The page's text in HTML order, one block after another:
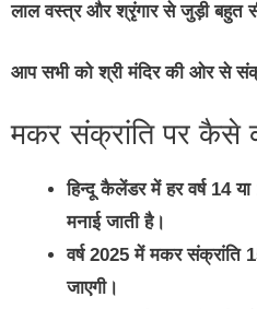
लाल वस्त्र और श्रृंगार से जुड़ी बहुत
आप सभी को श्री मंदिर की ओर से
मकर संक्रांति पर कैसे
हिन्दू कैलेंडर में हर वर्ष 14
मनाई जाती है।
वर्ष 2025 में मकर संक्रांति
जाएगी।